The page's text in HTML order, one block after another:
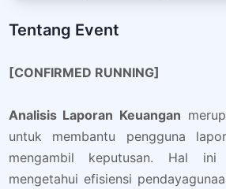
Tentang Event
[CONFIRMED RUNNING]
Analisis Laporan Keuangan
untuk membantu pengguna
mengambil keputusan. Hal ini
mengetahui efisiensi